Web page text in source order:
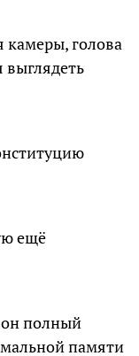
камеры, голова
выглядеть
ещё
он полный
памяти